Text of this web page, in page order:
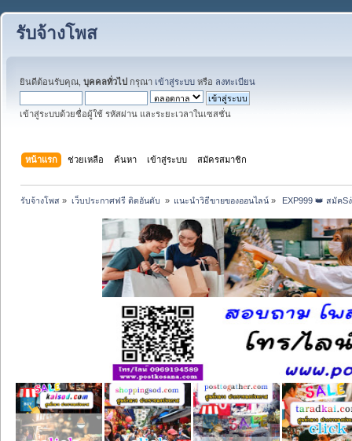
รับจ้างโพส
ยินดีต้อนรับคุณ, บุคคลทั่วไป กรุณา เข้าสู่ระบบ หรือ ลงทะเบียน
เข้าสู่ระบบด้วยชื่อผู้ใช้ รหัสผ่าน และระยะเวลาในเซสชั่น
หน้าแรก ช่วยเหลือ ค้นหา เข้าสู่ระบบ สมัครสมาชิก
รับจ้างโพส » เว็บประกาศฟรี ติดอันดับ » แนะนำวิธีขายของออนไลน์» EXP999 👑 สมัคS